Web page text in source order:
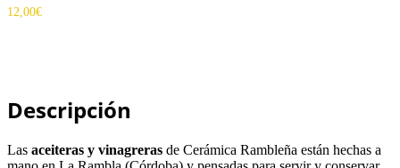
12,00€
Descripción
Las aceiteras y vinagreras de Cerámica Rambleña están hechas a